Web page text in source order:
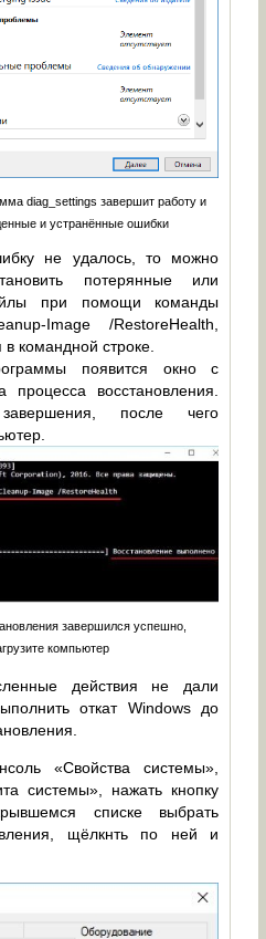
diag_settings завершит работу и
и устранённые ошибки
не удалось, то можно
потерянные или
при помощи команды
Image /RestoreHealth,
в командной строке.
появится окно с
процесса восстановления.
после чего
завершился успешно,
компьютер
действия не дали
откат Windows до
«Свойства системы»,
системы», нажать кнопку
списке выбрать
щёлкнть по ней и